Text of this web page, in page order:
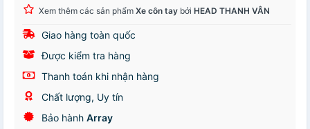
Xem thêm các sản phẩm Xe côn tay bởi HEAD THANH VÂN
Giao hàng toàn quốc
Được kiểm tra hàng
Thanh toán khi nhận hàng
Chất lượng, Uy tín
Bảo hành Array